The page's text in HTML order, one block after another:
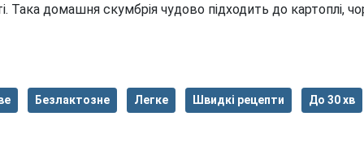
Така домашня скумбрія чудово підходить до картоплі,
Безлактозне Легке Швидкі рецепти До 30 хв